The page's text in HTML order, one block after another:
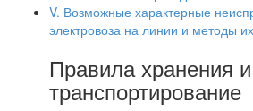
V. Возможные характерные
электровоза на линии и методы
Правила хранения и
транспортирование